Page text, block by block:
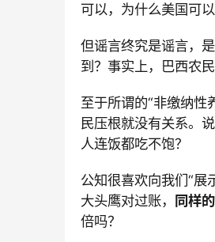
可以，为什么美国可
但谣言终究是谣言，
到？事实上，巴西农
至于所谓的“非缴纳性
民压根就没有关系。
人连饭都吃不饱？
公知很喜欢向我们“展
大头鹰对过账，
同样
倍吗？